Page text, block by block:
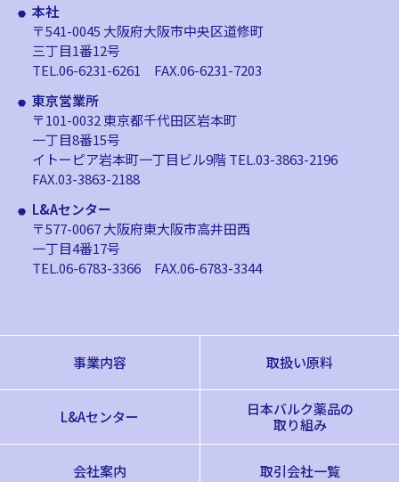
本社
〒541-0045 大阪府大阪市中央区道修町
三丁目1番12号
TEL.06-6231-6261 FAX.06-6231-7203
東京営業所
〒101-0032 東京都千代田区岩本町
一丁目8番15号
イトーピア岩本町一丁目ビル9階TEL.03-3863-2196
FAX.03-3863-2188
L&Aセンター
〒577-0067 大阪府東大阪市高井田西
一丁目4番17号
TEL.06-6783-3366 FAX.06-6783-3344
事業内容 取扱い原料
L&Aセンター
日本バルク薬品の
取り組み
会社案内 取引会社一覧